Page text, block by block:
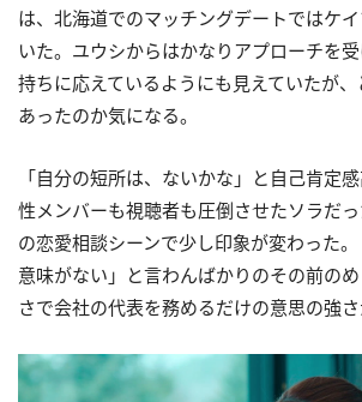
は、北海道でのマッチングデートではケ
いた。ユウシからはかなりアプローチを
持ちに応えているようにも見えていたが
あったのか気になる。
「自分の短所は、ないかな」と自己肯定
性メンバーも視聴者も圧倒させたソラだ
の恋愛相談シーンで少し印象が変わった
意味がない」と言わんばかりのその前の
さで会社の代表を務めるだけの意思の強さ